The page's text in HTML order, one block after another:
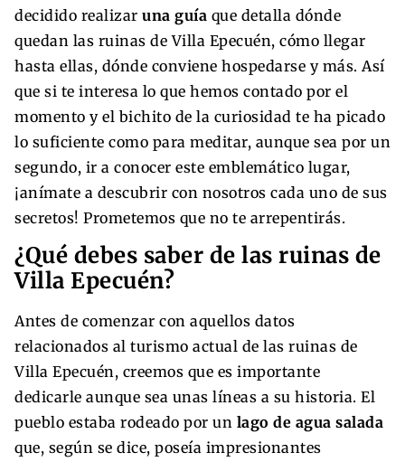
decidido realizar una guía que detalla dónde
quedan las ruinas de Villa Epecuén, cómo llegar
hasta ellas, dónde conviene hospedarse y más. Así
que si te interesa lo que hemos contado por el
momento y el bichito de la curiosidad te ha picado
lo suficiente como para meditar, aunque sea por un
segundo, ir a conocer este emblemático lugar,
¡anímate a descubrir con nosotros cada uno de sus
secretos! Prometemos que no te arrepentirás.
¿Qué debes saber de las ruinas de
Villa Epecuén?
Antes de comenzar con aquellos datos
relacionados al turismo actual de las ruinas de
Villa Epecuén, creemos que es importante
dedicarle aunque sea unas líneas a su historia. El
pueblo estaba rodeado por un lago de agua salada
que, según se dice, poseía impresionantes